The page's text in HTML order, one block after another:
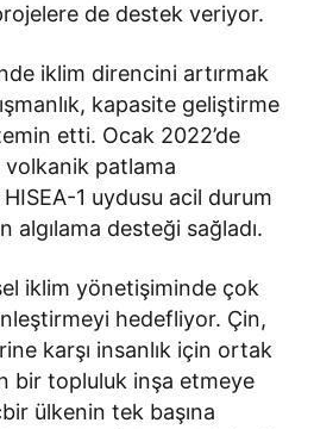
de destek veriyor.
iklim direncini artırmak
kapasite geliştirme
etti. Ocak 2022’de
volkanik patlama
HISEA-1 uydusu acil durum
desteği sağladı.
iklim yönetişiminde çok
hedefliyor. Çin,
karşı insanlık için ortak
bir topluluk inşa etmeye
ülkenin tek başına